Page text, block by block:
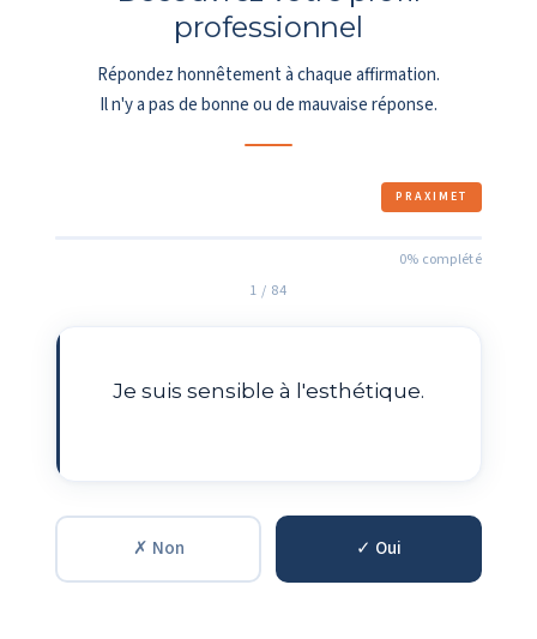
professionnel
Répondez honnêtement à chaque affirmation.
Il n'y a pas de bonne ou de mauvaise réponse.
PRAXIMET
0% complété
1 / 84
Je suis sensible à l'esthétique.
✗ Non ✓ Oui